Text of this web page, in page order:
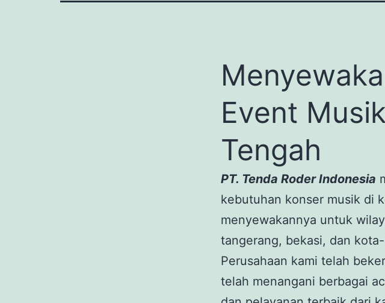
Event
Tengah
PT. Tenda Roder Indonesia
kebutuhan konser musik di
menyewakannya untuk
tangerang, bekasi, dan
Perusahaan kami telah
telah menangani berbagai